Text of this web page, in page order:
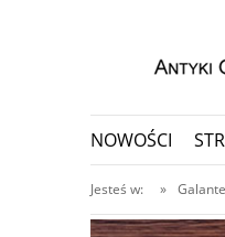
NOWOŚCI
PORCELANA I
Jesteś w: »